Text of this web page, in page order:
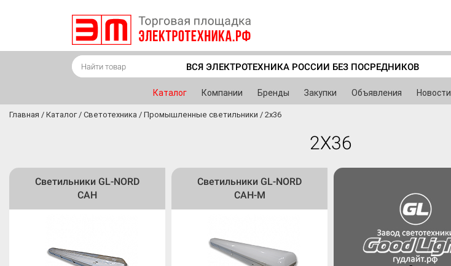
ВСЯ ЭЛЕКТРОТЕХНИКА РОССИИ БЕЗ ПОСРЕДНИКОВ
Каталог Компании Бренды Закупки Объявления Новости
Главная / Каталог / Светотехника / Промышленные светильники / 2x36
2X36
Светильники GL-NORD
CAH
Светильники GL-NORD
CAH-M